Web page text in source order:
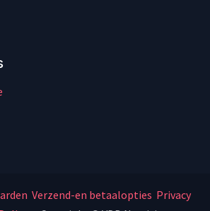
Verzend-en betaalopties Privacy